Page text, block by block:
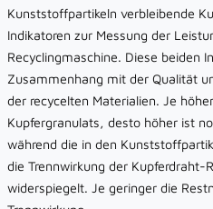
Kunststoffpartikeln verbleibende
Indikatoren zur Messung der
Recyclingmaschine. Diese beiden
Zusammenhang mit der Qualität
der recycelten Materialien. Je
Kupfergranulats, desto höher ist
während die in den
die Trennwirkung der Kupferdraht-
widerspiegelt. Je geringer die